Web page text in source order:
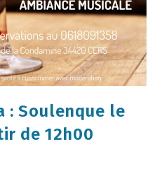
: Soulenque le
de 12h00